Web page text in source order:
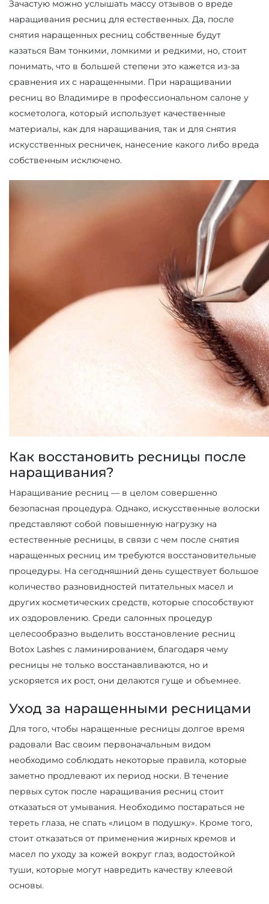
Зачастую можно услышать массу отзывов о вреде
наращивания ресниц для естественных. Да, после
снятия наращенных ресниц собственные будут
казаться Вам тонкими, ломкими и редкими, но, стоит
понимать, что в большей степени это кажется из-за
сравнения их с наращенными. При наращивании
ресниц во Владимире в профессиональном салоне у
косметолога, который использует качественные
материалы, как для наращивания, так и для снятия
искусственных ресничек, нанесение какого либо вреда
собственным исключено.
Как восстановить ресницы после
наращивания?
Наращивание ресниц — в целом совершенно
безопасная процедура. Однако, искусственные волоски
представляют собой повышенную нагрузку на
естественные ресницы, в связи с чем после снятия
наращенных ресниц им требуются восстановительные
процедуры. На сегодняшний день существует большое
количество разновидностей питательных масел и
других косметических средств, которые способствуют
их оздоровлению. Среди салонных процедур
целесообразно выделить восстановление ресниц
Botox Lashes с ламинированием, благодаря чему
ресницы не только восстанавливаются, но и
ускоряется их рост, они делаются гуще и объемнее.
Уход за наращенными ресницами
Для того, чтобы наращенные ресницы долгое время
радовали Вас своим первоначальным видом
необходимо соблюдать некоторые правила, которые
заметно продлевают их период носки. В течение
первых суток после наращивания ресниц стоит
отказаться от умывания. Необходимо постараться не
тереть глаза, не спать «лицом в подушку». Кроме того,
стоит отказаться от применения жирных кремов и
масел по уходу за кожей вокруг глаз, водостойкой
туши, которые могут навредить качеству клеевой
основы.